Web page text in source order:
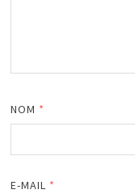
NOM *
E-MAIL *